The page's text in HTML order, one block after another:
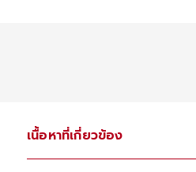
เนื้อหาที่เกี่ยวข้อง